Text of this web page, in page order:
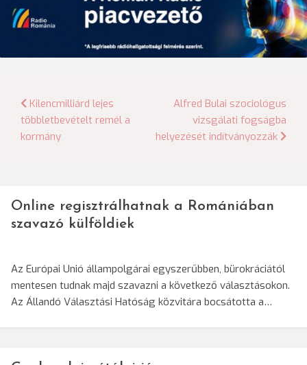
Bejegyzés
navigáció
Kilencmilliárd lejes
többletbevételt remél a
kormány
Alfred Bulai szociológus
vizsgálati fogságba
helyezését indítványozzák
Online regisztrálhatnak a Romániában
szavazó külföldiek
Az Európai Unió állampolgárai egyszerűbben, bürokráciától
mentesen tudnak majd szavazni a következő választásokon.
Az Állandó Választási Hatóság közvitára bocsátotta a…